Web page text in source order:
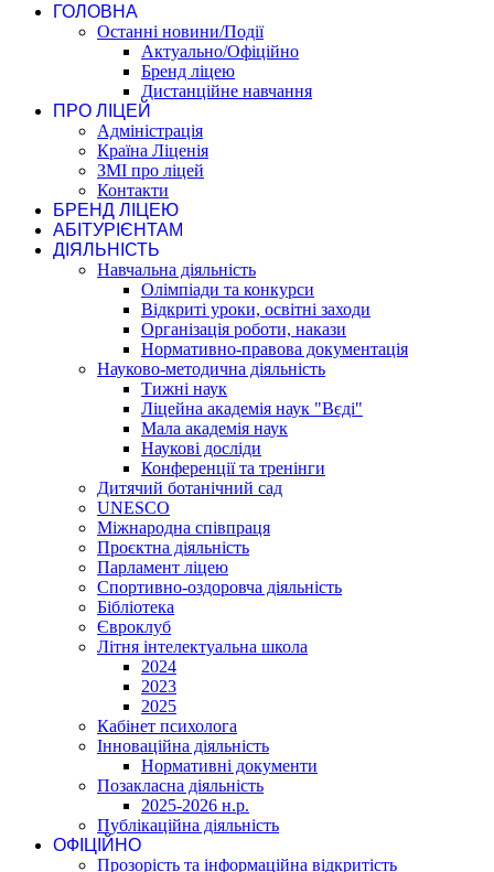
ГОЛОВНА
Останні новини/Події
Актуально/Офіційно
Бренд ліцею
Дистанційне навчання
ПРО ЛІЦЕЙ
Адміністрація
Країна Ліценія
ЗМІ про ліцей
Контакти
БРЕНД ЛІЦЕЮ
АБІТУРІЄНТАМ
ДІЯЛЬНІСТЬ
Навчальна діяльність
Олімпіади та конкурси
Відкриті уроки, освітні заходи
Організація роботи, накази
Нормативно-правова документація
Науково-методична діяльність
Тижні наук
Ліцейна академія наук "Вєді"
Мала академія наук
Наукові досліди
Конференції та тренінги
Дитячий ботанічний сад
UNESCO
Міжнародна співпраця
Проєктна діяльність
Парламент ліцею
Спортивно-оздоровча діяльність
Бібліотека
Євроклуб
Літня інтелектуальна школа
2024
2023
2025
Кабінет психолога
Інноваційна діяльність
Нормативні документи
Позакласна діяльність
2025-2026 н.р.
Публікаційна діяльність
ОФІЦІЙНО
Прозорість та інформаційна відкритість